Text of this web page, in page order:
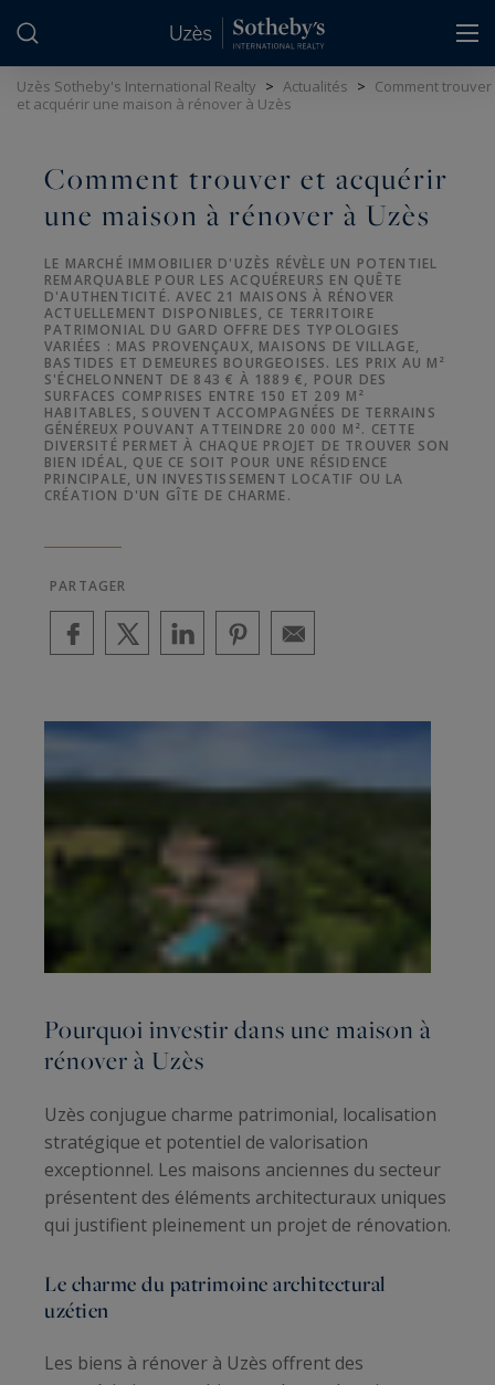
Uzès Sotheby's International Realty > Actualités > Comment trouver
et acquérir une maison à rénover à Uzès
Comment trouver et acquérir
une maison à rénover à Uzès
LE MARCHÉ IMMOBILIER D'UZÈS RÉVÈLE UN POTENTIEL
REMARQUABLE POUR LES ACQUÉREURS EN QUÊTE
D'AUTHENTICITÉ. AVEC 21 MAISONS À RÉNOVER
ACTUELLEMENT DISPONIBLES, CE TERRITOIRE
PATRIMONIAL DU GARD OFFRE DES TYPOLOGIES
VARIÉES : MAS PROVENÇAUX, MAISONS DE VILLAGE,
BASTIDES ET DEMEURES BOURGEOISES. LES PRIX AU M²
S'ÉCHELONNENT DE 843 € À 1889 €, POUR DES
SURFACES COMPRISES ENTRE 150 ET 209 M²
HABITABLES, SOUVENT ACCOMPAGNÉES DE TERRAINS
GÉNÉREUX POUVANT ATTEINDRE 20 000 M². CETTE
DIVERSITÉ PERMET À CHAQUE PROJET DE TROUVER SON
BIEN IDÉAL, QUE CE SOIT POUR UNE RÉSIDENCE
PRINCIPALE, UN INVESTISSEMENT LOCATIF OU LA
CRÉATION D'UN GÎTE DE CHARME.
PARTAGER
Pourquoi investir dans une maison à
rénover à Uzès
Uzès conjugue charme patrimonial, localisation
stratégique et potentiel de valorisation
exceptionnel. Les maisons anciennes du secteur
présentent des éléments architecturaux uniques
qui justifient pleinement un projet de rénovation.
Le charme du patrimoine architectural
uzétien
Les biens à rénover à Uzès offrent des